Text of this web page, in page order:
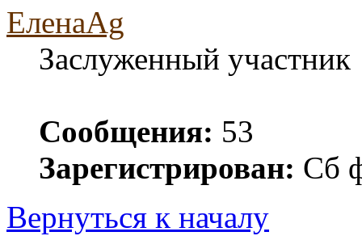
ЕленаAg
Заслуженный участник
Сообщения: 53
Зарегистрирован: Сб
Вернуться к началу